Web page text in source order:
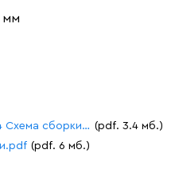
мм
Крейн стол письменный №4 Схема сборки.pdf (pdf. 3.4 мб.)
(pdf. 6 мб.)